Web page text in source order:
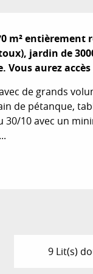
m² entièrement
jardin de
Vous aurez
de grands
de pétanque,
30/10 avec un
9 Lit(s)